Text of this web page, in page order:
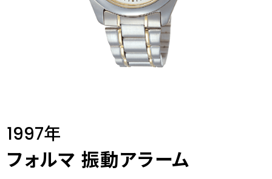
1997年
フォルマ 振動アラーム